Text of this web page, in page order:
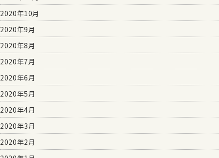
2020年10月
2020年9月
2020年8月
2020年7月
2020年6月
2020年5月
2020年4月
2020年3月
2020年2月